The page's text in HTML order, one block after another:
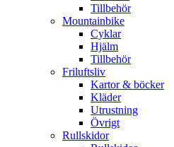
Tillbehör
Mountainbike
Cyklar
Hjälm
Tillbehör
Friluftsliv
Kartor & böcker
Kläder
Utrustning
Övrigt
Rullskidor